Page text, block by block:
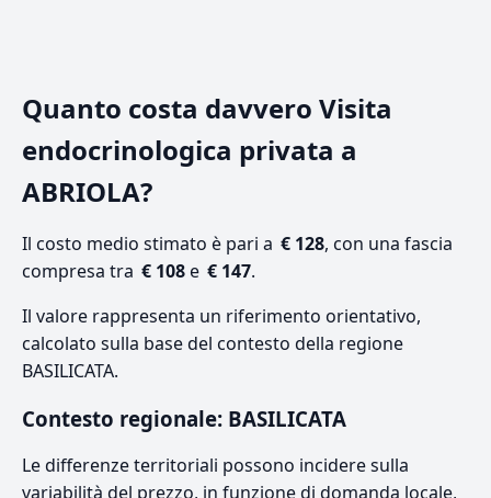
Quanto costa davvero Visita
endocrinologica privata a
ABRIOLA?
Il costo medio stimato è pari a € 128, con una fascia
compresa tra € 108e € 147.
Il valore rappresenta un riferimento orientativo,
calcolato sulla base del contesto della regione
BASILICATA.
Contesto regionale: BASILICATA
Le differenze territoriali possono incidere sulla
variabilità del prezzo, in funzione di domanda locale,